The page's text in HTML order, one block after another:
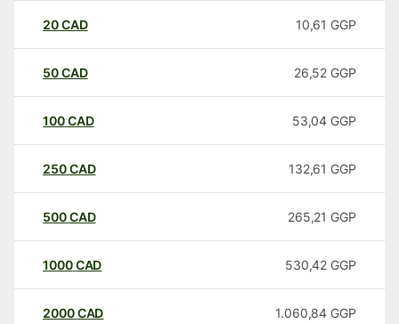
20CAD 10,61 GGP
50CAD 26,52 GGP
100CAD 53,04 GGP
250CAD 132,61 GGP
500CAD 265,21 GGP
1000CAD 530,42 GGP
2000CAD 1.060,84 GGP